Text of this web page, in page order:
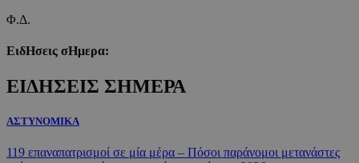
Φ.Δ.
ΕιδΗσεις σΗμερα:
ΕΙΔΗΣΕΙΣ ΣΗΜΕΡΑ
ΑΣΤΥΝΟΜΙΚΑ
119 επαναπατρισμοί σε μία μέρα – Πόσοι παράνομοι μετανάστες